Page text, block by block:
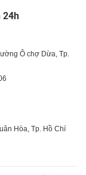
24h
Ô chợ Dừa, Tp.
Hòa, Tp. Hồ Chí